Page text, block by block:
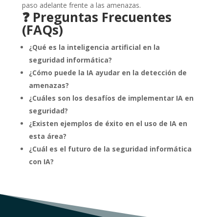
paso adelante frente a las amenazas.
❓ Preguntas Frecuentes
(FAQs)
¿Qué es la inteligencia artificial en la
seguridad informática?
¿Cómo puede la IA ayudar en la detección de
amenazas?
¿Cuáles son los desafíos de implementar IA en
seguridad?
¿Existen ejemplos de éxito en el uso de IA en
esta área?
¿Cuál es el futuro de la seguridad informática
con IA?